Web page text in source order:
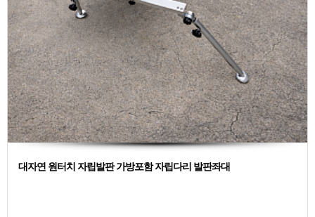
대자연 원터치 자립발판 가방포함 자립다리 발판좌대